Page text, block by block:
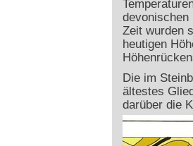
devonischen
Zeit wurden
heutigen
Die im
ältestes
darüber die